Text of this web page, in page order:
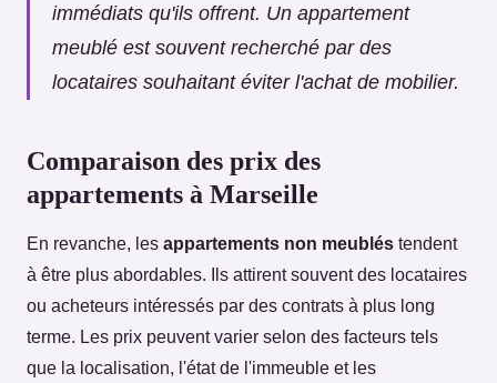
immédiats qu'ils offrent. Un appartement
meublé est souvent recherché par des
locataires souhaitant éviter l'achat de mobilier.
Comparaison des prix des
appartements à Marseille
En revanche, les appartements non meublés tendent
à être plus abordables. Ils attirent souvent des locataires
ou acheteurs intéressés par des contrats à plus long
terme. Les prix peuvent varier selon des facteurs tels
que la localisation, l'état de l'immeuble et les